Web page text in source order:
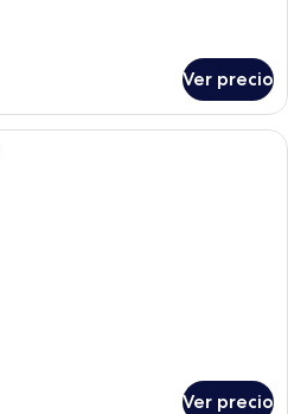
Ver precio
Sábanas de algodón egipcio y ropa
Ver precio